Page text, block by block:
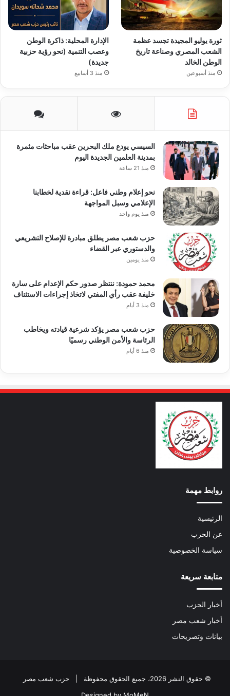
ثورة يوليو المجيدة تجسد عظمة
الشعب المصري وصناعة تاريخ
الوطن الخالد
منذ أسبوعين
الإدارة المحلية: ذاكرة الوطن
وعصب التنمية (نحو رؤية حزبية
جديدة)
منذ 3 أسابيع
السيسي يودع ملك البحرين عقب مباحثات مثمرة
بمدينة العلمين الجديدة اليوم
منذ 21 ساعة
نحو إعلام وطني فاعل: قراءة نقدية لخطابنا
الإعلامي وسبل المواجهة
منذ يوم واحد
حزب شعب مصر يطلق مبادرة للإصلاح التشريعي
والدستوري عبر القضاء
منذ يومين
محمد حمودة: ننتظر صدور حكم الإعدام على سارة
خليفة عقب رأي المفتي لاتخاذ إجراءات الاستئناف
منذ 3 أيام
حزب شعب مصر يؤكد شرعية قيادته ويخاطب
الرئاسة والأمن الوطني رسميًا
منذ 6 أيام
روابط مهمة
الرئيسية
عن الحزب
سياسة الخصوصية
متابعة سريعة
أخبار الحزب
أخبار شعب مصر
بيانات وتصريحات
© حقوق النشر 2026، جميع الحقوق محفوظة | حزب شعب مصر